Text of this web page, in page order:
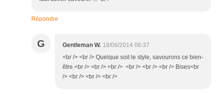
Répondre
G Gentleman W. 18/06/2014 06:37
<br /> <br /> Quelque soit le style, savourons ce bien-
être.<br /> <br /> <br /> <br /> <br /> <br /> Bises<br
/> <br /> <br /> <br />